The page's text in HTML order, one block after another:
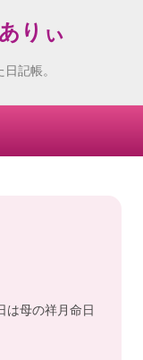
りぃ
記帳。
は母の祥月命日